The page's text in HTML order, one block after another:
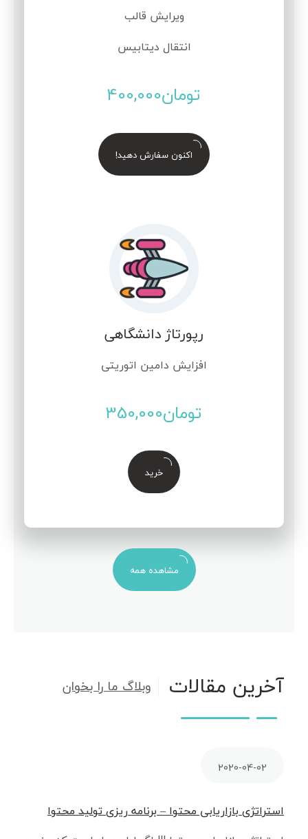
ویرایش قالب
انتقال دیتابیس
تومان400,000
اکنون سفارش دهید!
رپورتاژ دانشگاهی
افزایش دامین اتوریتی
تومان350,000
خرید
مشاهده همه
آخرین مقالات وبلاگ ما را بخوان
2020-04-02
استراتژی بازاریابی محتوا – برنامه ریزی تولید محتوا